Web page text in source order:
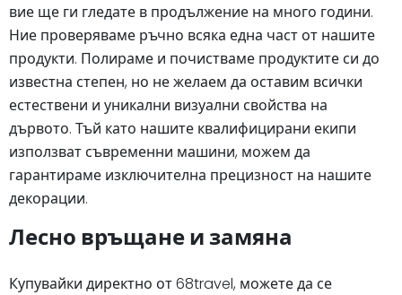
вие ще ги гледате в продължение на много години.
Ние проверяваме ръчно всяка една част от нашите
продукти. Полираме и почистваме продуктите си до
известна степен, но не желаем да оставим всички
естествени и уникални визуални свойства на
дървото. Тъй като нашите квалифицирани екипи
използват съвременни машини, можем да
гарантираме изключителна прецизност на нашите
декорации.
Лесно връщане и замяна
Купувайки директно от 68travel, можете да се